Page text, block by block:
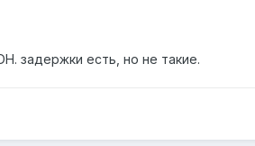
задержки есть, но не такие.